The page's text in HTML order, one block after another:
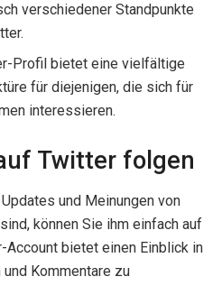
verschiedener Standpunkte
Profil bietet eine vielfältige
für diejenigen, die sich für
interessieren.
Twitter folgen
und Meinungen von
können Sie ihm einfach auf
bietet einen Einblick in
Kommentare zu